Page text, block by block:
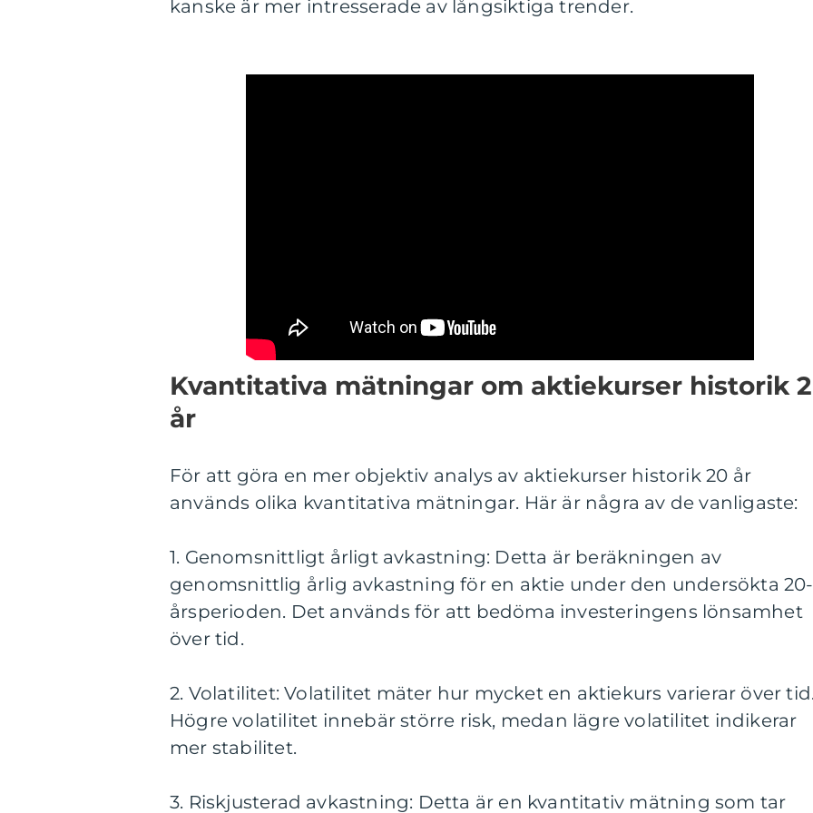
kanske är mer intresserade av långsiktiga trender.
Kvantitativa mätningar om aktiekurser historik
år
För att göra en mer objektiv analys av aktiekurser historik 20 år
används olika kvantitativa mätningar. Här är några av de vanligaste:
1. Genomsnittligt årligt avkastning: Detta är beräkningen av
genomsnittlig årlig avkastning för en aktie under den undersökta 20-
årsperioden. Det används för att bedöma investeringens lönsamhet
över tid.
2. Volatilitet: Volatilitet mäter hur mycket en aktiekurs varierar över
Högre volatilitet innebär större risk, medan lägre volatilitet indikerar
mer stabilitet.
3. Riskjusterad avkastning: Detta är en kvantitativ mätning som tar